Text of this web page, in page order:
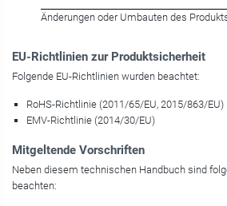
Änderungen oder Umbauten des
EU-Richtlinien zur Produktsicherheit
Folgende EU-Richtlinien wurden beachtet:
RoHS-Richtlinie (2011/65/EU, 2015/863/EU)
EMV-Richtlinie (2014/30/EU)
Mitgeltende Vorschriften
Neben diesem technischen Handbuch sind
beachten: